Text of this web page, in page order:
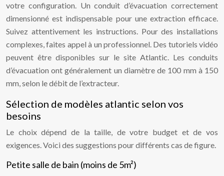
votre configuration. Un conduit d’évacuation correctement
dimensionné est indispensable pour une extraction efficace.
Suivez attentivement les instructions. Pour des installations
complexes, faites appel à un professionnel. Des tutoriels vidéo
peuvent être disponibles sur le site Atlantic. Les conduits
d’évacuation ont généralement un diamètre de 100 mm à 150
mm, selon le débit de l’extracteur.
Sélection de modèles atlantic selon vos
besoins
Le choix dépend de la taille, de votre budget et de vos
exigences. Voici des suggestions pour différents cas de figure.
Petite salle de bain (moins de 5m²)